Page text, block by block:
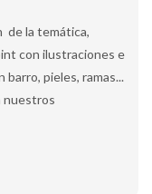
de la temática,
con ilustraciones e
pieles, ramas...
nuestros